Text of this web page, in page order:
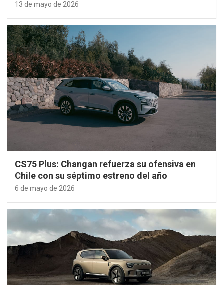
13 de mayo de 2026
CS75 Plus: Changan refuerza su ofensiva en
Chile con su séptimo estreno del año
6 de mayo de 2026